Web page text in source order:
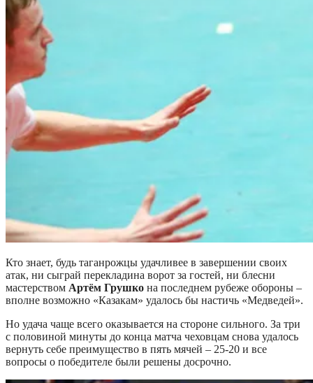
Кто знает, будь таганрожцы удачливее в завершении своих
атак, ни сыграй перекладина ворот за гостей, ни блесни
мастерством Артём Грушко на последнем рубеже обороны –
вполне возможно «Казакам» удалось бы настичь «Медведей».
Но удача чаще всего оказывается на стороне сильного. За три
с половиной минуты до конца матча чеховцам снова удалось
вернуть себе преимущество в пять мячей – 25-20 и все
вопросы о победителе были решены досрочно.